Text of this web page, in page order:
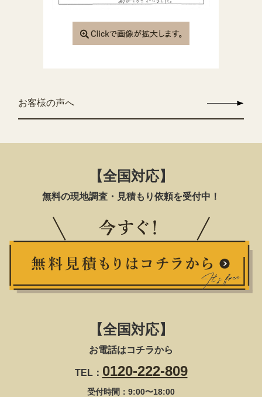
お客様の声へ
【全国対応】
無料の現地調査・見積もり依頼を受付中！
【全国対応】
お電話はコチラから
TEL： 0120-222-809
受付時間：9:00〜18:00